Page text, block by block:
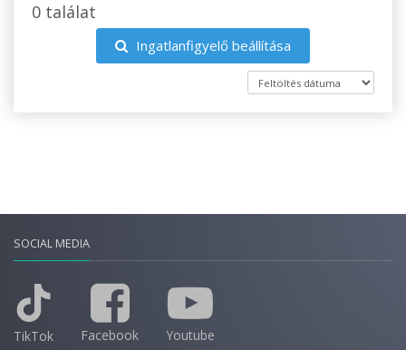
0 találat
Ingatlanfigyelő beállítása
SOCIAL MEDIA
TikTok Facebook Youtube